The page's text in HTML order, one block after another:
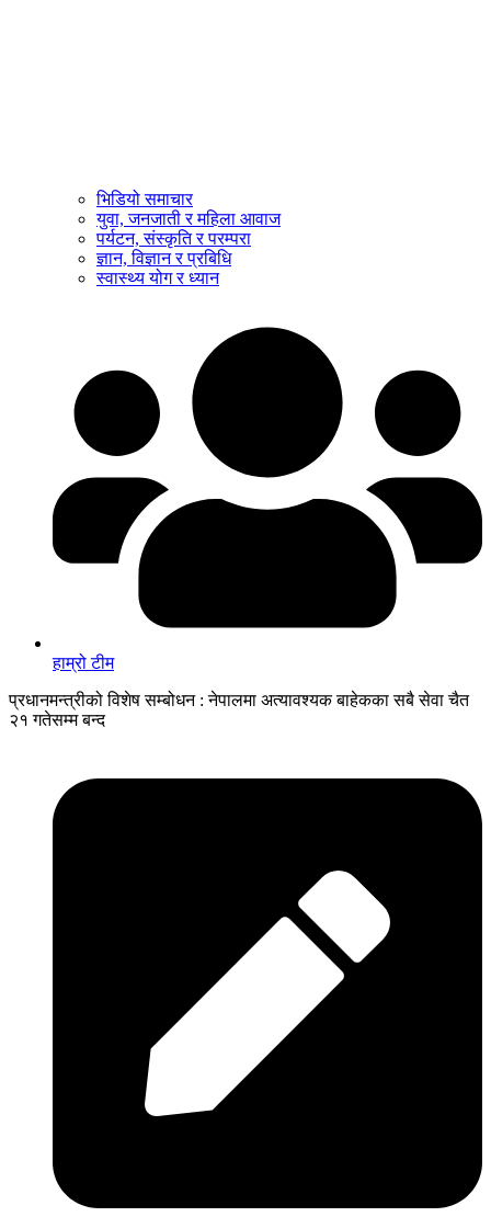
भिडियो समाचार
युवा, जनजाती र महिला आवाज
पर्यटन, संस्कृति र परम्परा
ज्ञान, विज्ञान र प्रबिधि
स्वास्थ्य योग र ध्यान
हाम्रो टीम
प्रधानमन्‍त्रीको विशेष सम्बोधन : नेपालमा अत्यावश्यक बाहेकका सबै सेवा चैत
२१ गतेसम्म बन्द